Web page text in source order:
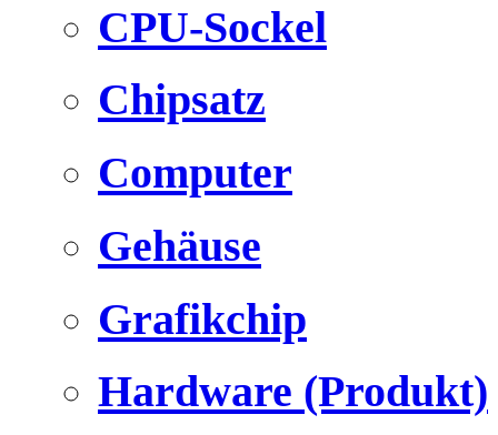
CPU-Sockel
Chipsatz
Computer
Gehäuse
Grafikchip
Hardware (Produkt)